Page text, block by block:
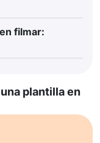
filmar:
plantilla en